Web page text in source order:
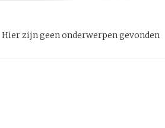
Hier zijn geen onderwerpen gevonden